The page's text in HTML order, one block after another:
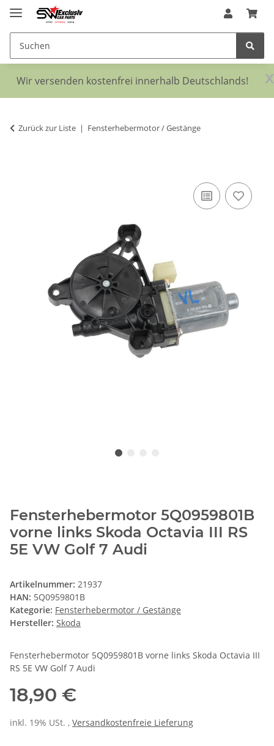
x
Wir versenden kostenfrei innerhalb Deutschlands!
Zurück zur Liste Fensterhebermotor / Gestänge
Fensterhebermotor 5Q0959801B
vorne links Skoda Octavia III RS
5E VW Golf 7 Audi
Artikelnummer: 21937
HAN: 5Q0959801B
Kategorie: Fensterhebermotor / Gestänge
Hersteller: Skoda
Fensterhebermotor 5Q0959801B vorne links Skoda Octavia III
RS 5E VW Golf 7 Audi
18,90 €
inkl. 19% USt. , Versandkostenfreie Lieferung